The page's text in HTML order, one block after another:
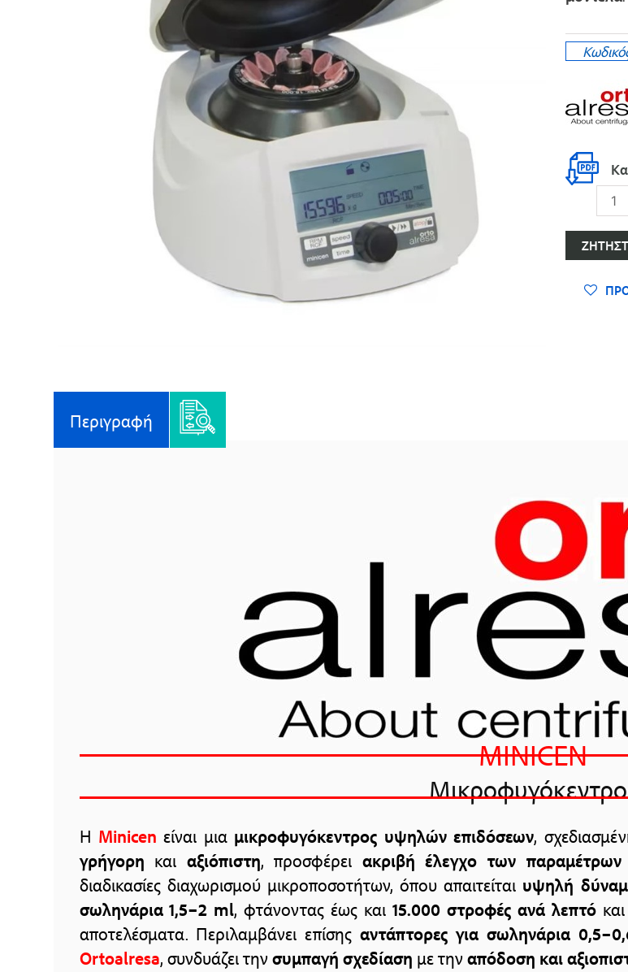
Minicen
Mini
ποσότητα
Περιγραφή
MINICEN
Η Minicen είναι μια μικροφυγόκεντρος υψηλών επιδόσεων,
γρήγορη και αξιόπιστη, προσφέρει ακριβή έλεγχο των παραμέτρων
διαδικασίες διαχωρισμού μικροποσοτήτων, όπου απαιτείται υψηλή
σωληνάρια 1,5–2 ml, φτάνοντας έως και15.000 στροφές ανά λεπτόκαι
αποτελέσματα. Περιλαμβάνει επίσηςαντάπτορες για σωληνάρια
Ortoalresa, συνδυάζει την συμπαγή σχεδίαση με την απόδοση και